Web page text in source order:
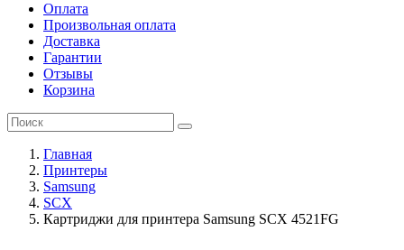
Оплата
Произвольная оплата
Доставка
Гарантии
Отзывы
Корзина
Главная
Принтеры
Samsung
SCX
Картриджи для принтера Samsung SCX 4521FG